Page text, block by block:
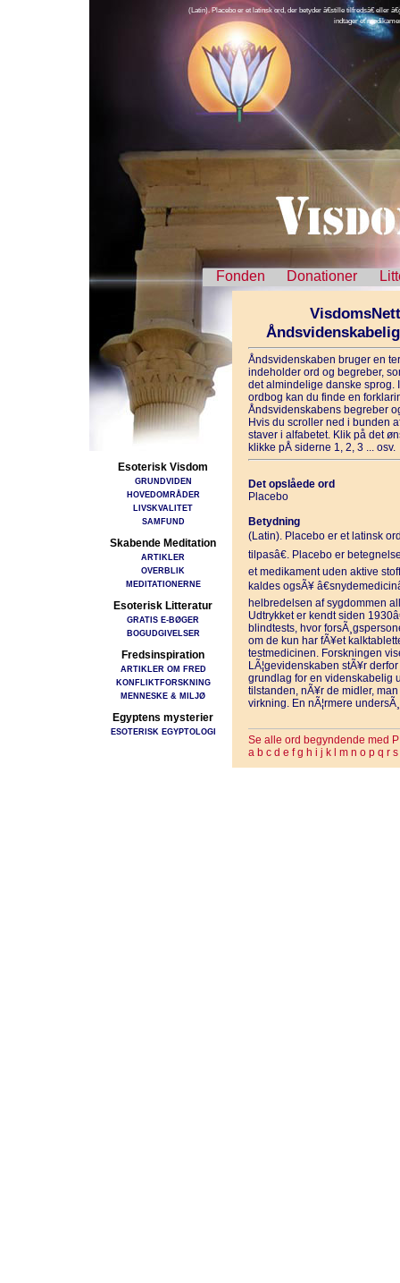
(Latin). Placebo er et latinsk ord, der betyder â€stille tilfredsâ€ eller
indtager et
Fonden Donationer
Esoterisk Visdom
GRUNDVIDEN
HOVEDOMRÅDER
LIVSKVALITET
SAMFUND
Skabende Meditation
ARTIKLER
OVERBLIK
MEDITATIONERNE
Esoterisk Litteratur
GRATIS E-BØGER
BOGUDGIVELSER
Fredsinspiration
ARTIKLER OM FRED
KONFLIKTFORSKNING
MENNESKE & MILJØ
Egyptens mysterier
ESOTERISK EGYPTOLOGI
Åndsvidenskaben bruger en
indeholder ord og begreber,
det almindelige danske sprog.
ordbog kan du finde en
Åndsvidenskabens begreber
Hvis du scroller ned i bunden
staver i alfabetet. Klik på det
klikke pÅ siderne 1, 2, 3 ... osv.
Det opslåede ord
Placebo
Betydning
(Latin). Placebo er et latinsk
tilpasâ€. Placebo er
et medikament uden aktive
kaldes ogsÃ¥
helbredelsen af sygdommen
Udtrykket er kendt siden
blindtests, hvor
om de kun har fÃ¥et
testmedicinen. Forskningen
LÃ¦gevidenskaben stÃ¥r
grundlag for en videnskabelig
tilstanden, nÃ¥r de midler,
virkning. En nÃ¦rmere
Se alle ord begyndende med P
a b c d e f g h i j k m n o p q r s